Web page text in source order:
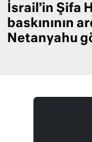
İsrail’in Şifa
baskınının
Netanyahu